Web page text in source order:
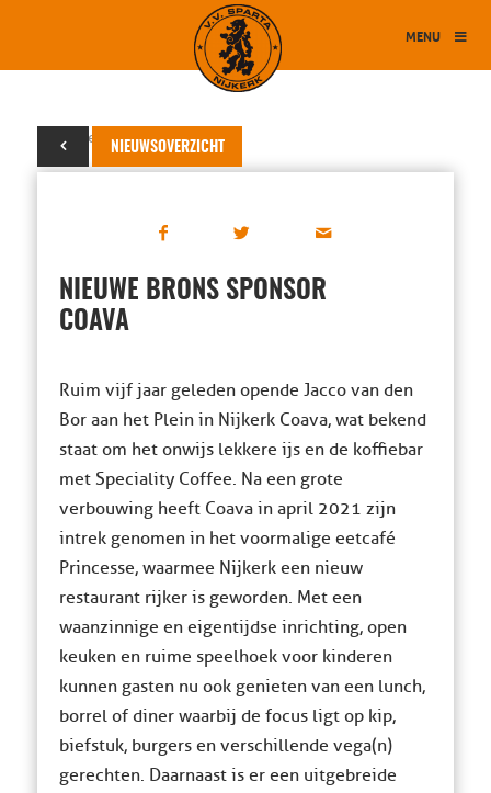
MENU
NIEUWSOVERZICHT
21 september 2021
NIEUWE BRONS SPONSOR
COAVA
Ruim vijf jaar geleden opende Jacco van den
Bor aan het Plein in Nijkerk Coava, wat bekend
staat om het onwijs lekkere ijs en de koffiebar
met Speciality Coffee. Na een grote
verbouwing heeft Coava in april 2021 zijn
intrek genomen in het voormalige eetcafé
Princesse, waarmee Nijkerk een nieuw
restaurant rijker is geworden. Met een
waanzinnige en eigentijdse inrichting, open
keuken en ruime speelhoek voor kinderen
kunnen gasten nu ook genieten van een lunch,
borrel of diner waarbij de focus ligt op kip,
biefstuk, burgers en verschillende vega(n)
gerechten. Daarnaast is er een uitgebreide